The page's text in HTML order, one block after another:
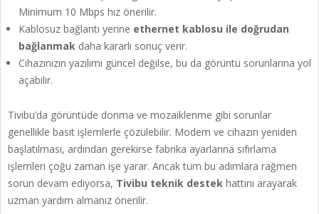
Minimum 10 Mbps hız önerilir.
Kablosuz bağlantı yerine ethernet kablosu ile doğrudan
bağlanmak daha kararlı sonuç verir.
Cihazınızın yazılımı güncel değilse, bu da görüntü sorunlarına yol
açabilir.
Tivibu’da görüntüde donma ve mozaiklenme gibi sorunlar
genellikle basit işlemlerle çözülebilir. Modem ve cihazın yeniden
başlatılması, ardından gerekirse fabrika ayarlarına sıfırlama
işlemleri çoğu zaman işe yarar. Ancak tüm bu adımlara rağmen
sorun devam ediyorsa, Tivibu teknik destek hattını arayarak
uzman yardım almanız önerilir.